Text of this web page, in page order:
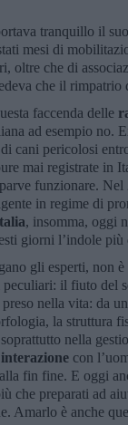
tranquillo il
mesi di
oltre che di
che il
faccenda delle
ad esempio no.
cani pericolosi
mai registrate in
funzionare.
in regime di
, insomma, oggi
giorni l’indole
gli esperti, non
il fiuto del
nella vita: da
la struttura
nella
interazione con
fin fine. E oggi
che preparati ad
Amarlo è anche